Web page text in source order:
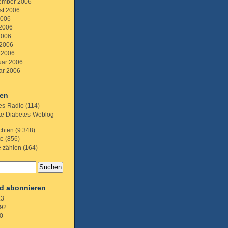
2006
2006
2006
2006
Radio (114)
Diabetes-Weblog
(9.348)
(856)
zählen (164)
abonnieren